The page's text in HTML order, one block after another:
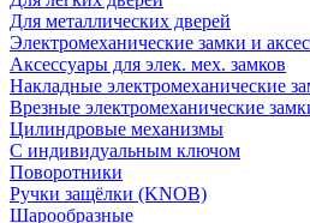
Для металлических дверей
Электромеханические замки и
Аксессуары для элек. мех. замков
Накладные электромеханические
Врезные электромеханические
Цилиндровые механизмы
С индивидуальным ключом
Поворотники
Ручки защёлки (KNOB)
Шарообразные